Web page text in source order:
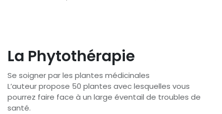
La Phytothérapie
Se soigner par les plantes médicinales
L’auteur propose 50 plantes avec lesquelles vous
pourrez faire face à un large éventail de troubles de
santé.